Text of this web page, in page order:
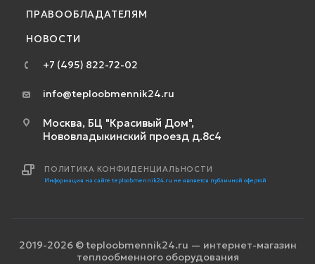
ПРАВООБЛАДАТЕЛЯМ
НОВОСТИ
+7 (495) 822-72-02
info@teploobmennik24.ru
Москва, БЦ "Красивый Дом",
Нововладыкинский проезд д.8с4
ПОЛИТИКА КОНФИДЕНЦИАЛЬНОСТИ
Информация на сайте teploobmennik24.ru не является публичной офертой
2019-2026 © teploobmennik24.ru — интернет-магазин
теплообменного оборудования